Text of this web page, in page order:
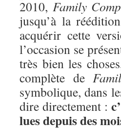
2010, Family
jusqu’à la
acquérir cette
l’occasion se
très bien les
complète de
symbolique, dans
dire directement :
lues depuis des